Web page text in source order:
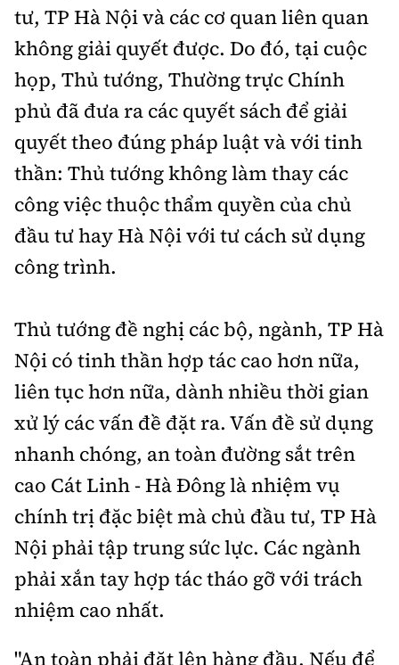
tư, TP Hà Nội và các cơ quan liên quan
không giải quyết được. Do đó, tại cuộc
họp, Thủ tướng, Thường trực Chính
phủ đã đưa ra các quyết sách để giải
quyết theo đúng pháp luật và với tinh
thần: Thủ tướng không làm thay các
công việc thuộc thẩm quyền của chủ
đầu tư hay Hà Nội với tư cách sử dụng
công trình.
Thủ tướng đề nghị các bộ, ngành, TP Hà
Nội có tinh thần hợp tác cao hơn nữa,
liên tục hơn nữa, dành nhiều thời gian
xử lý các vấn đề đặt ra. Vấn đề sử dụng
nhanh chóng, an toàn đường sắt trên
cao Cát Linh - Hà Đông là nhiệm vụ
chính trị đặc biệt mà chủ đầu tư, TP Hà
Nội phải tập trung sức lực. Các ngành
phải xắn tay hợp tác tháo gỡ với trách
nhiệm cao nhất.
"An toàn phải đặt lên hàng đầu. Nếu để